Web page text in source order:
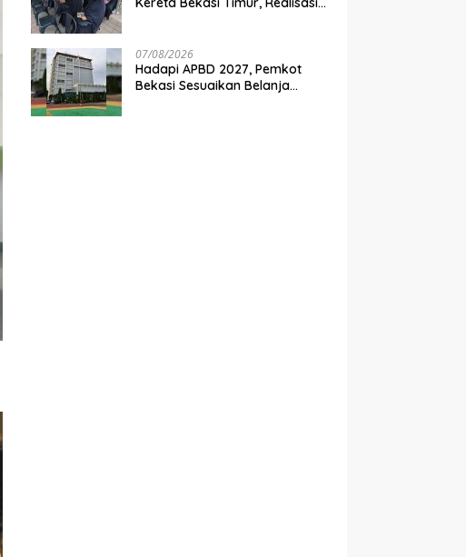
07/08/2026
Hadapi APBD 2027, Pemkot
Bekasi Sesuaikan Belanja